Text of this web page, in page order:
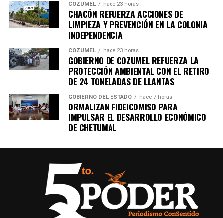
COZUMEL hace 23 horas
CHACÓN REFUERZA ACCIONES DE
LIMPIEZA Y PREVENCIÓN EN LA COLONIA
INDEPENDENCIA
COZUMEL hace 23 horas
GOBIERNO DE COZUMEL REFUERZA LA
PROTECCIÓN AMBIENTAL CON EL RETIRO
DE 24 TONELADAS DE LLANTAS
GOBIERNO DEL ESTADO hace 7 horas
ORMALIZAN FIDEICOMISO PARA
IMPULSAR EL DESARROLLO ECONÓMICO
DE CHETUMAL